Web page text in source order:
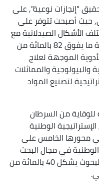
"إنجازات نوعية", على
حيث أصبحت تتوفر على
الأشكال الصيدلانية مع
قدرات إنتاجية هامة مكنت من تغطية ما يفوق 82 بالمائة من
الموجهة لعلاج
والمماثلات
لتصنيع المواد
من السرطان
الوطنية
محورها الخامس على
في مجال البحث
حول السرطان, باعتبار هذا النوع من البحوث يشكل 40 بالمائة من